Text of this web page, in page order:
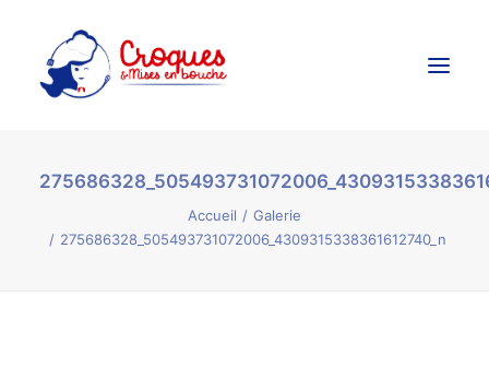
Accueil
Ateliers Culinaires
Accueil
Galerie
275686328_505493731072006_4309315338361612740_n